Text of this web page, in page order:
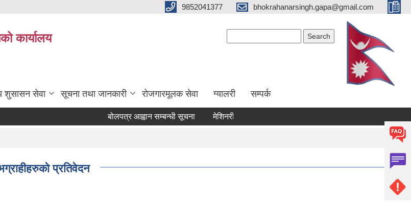
9852041377 bhokrahanarsingh.gapa@gmail.com
कार्यालय
शुसासन सेवा सूचना तथा जानकारी रोजगारमूलक सेवा ग्यालरी सम्पर्क
बोलपत्र आह्वान सम्बन्धी सूचना मेशिनरी उपकरण भाडामा लिने कार्य सम्बन्धी सूचना
प्रतिवेदन